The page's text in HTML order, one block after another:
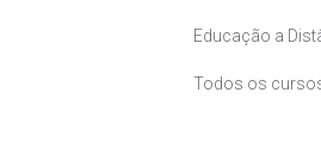
Educação a
Todos os